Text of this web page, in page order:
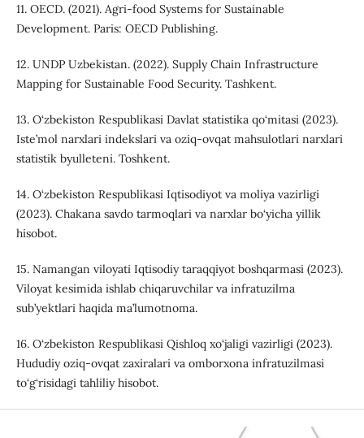
11. OECD. (2021). Agri-food Systems for Sustainable
Development. Paris: OECD Publishing.
12. UNDP Uzbekistan. (2022). Supply Chain Infrastructure
Mapping for Sustainable Food Security. Tashkent.
13. O‘zbekiston Respublikasi Davlat statistika qo‘mitasi (2023).
Iste’mol narxlari indekslari va oziq-ovqat mahsulotlari narxlari
statistik byulleteni. Toshkent.
14. O‘zbekiston Respublikasi Iqtisodiyot va moliya vazirligi
(2023). Chakana savdo tarmoqlari va narxlar bo‘yicha yillik
hisobot.
15. Namangan viloyati Iqtisodiy taraqqiyot boshqarmasi (2023).
Viloyat kesimida ishlab chiqaruvchilar va infratuzilma
sub’yektlari haqida ma’lumotnoma.
16. O‘zbekiston Respublikasi Qishloq xo‘jaligi vazirligi (2023).
Hududiy oziq-ovqat zaxiralari va omborxona infratuzilmasi
to‘g‘risidagi tahliliy hisobot.